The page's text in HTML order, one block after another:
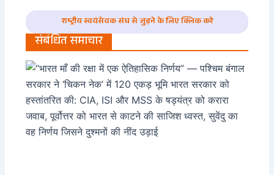
राष्ट्रीय स्वयंसेवक संघ से जुड़ने के लिए क्लिक करे
संबंधित समाचार